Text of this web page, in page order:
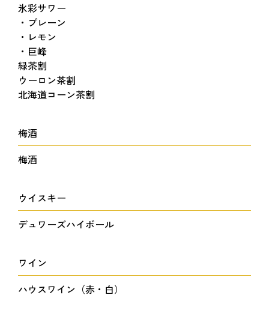
氷彩サワー
・プレーン
・レモン
・巨峰
緑茶割
ウーロン茶割
北海道コーン茶割
梅酒
梅酒
ウイスキー
デュワーズハイボール
ワイン
ハウスワイン（赤・白）